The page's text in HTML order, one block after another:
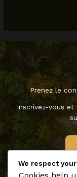
Prenez le
Inscrivez-vous
We respect